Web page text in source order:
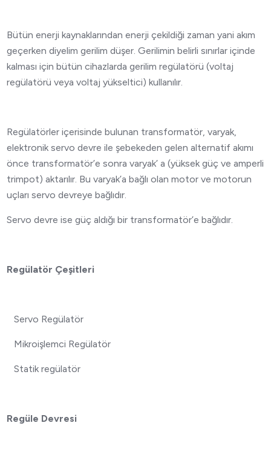
Bütün enerji kaynaklarından enerji çekildiği zaman yani akım
geçerken diyelim gerilim düşer. Gerilimin belirli sınırlar içinde
kalması için bütün cihazlarda gerilim regülatörü (voltaj
regülatörü veya voltaj yükseltici) kullanılır.
Regülatörler içerisinde bulunan transformatör, varyak,
elektronik servo devre ile şebekeden gelen alternatif akımı
önce transformatör’e sonra varyak’ a (yüksek güç ve amperli
trimpot) aktarılır. Bu varyak’a bağlı olan motor ve motorun
uçları servo devreye bağlıdır.
Servo devre ise güç aldığı bir transformatör’e bağlıdır.
Regülatör Çeşitleri
Servo Regülatör
Mikroişlemci Regülatör
Statik regülatör
Regüle Devresi